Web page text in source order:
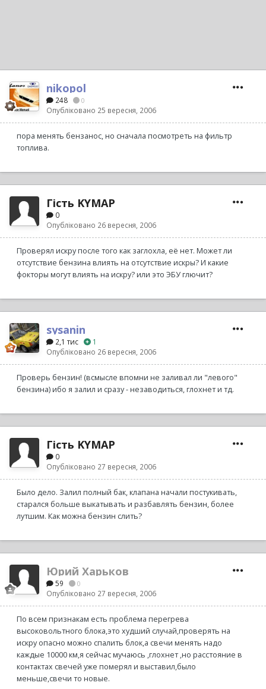
nikopol
248 0
Опубліковано 25 вересня, 2006
пора менять бензанос, но сначала посмотреть на фильтр
топлива.
Гість KYMAP
0
Опубліковано 26 вересня, 2006
Проверял искру после того как заглохла, её нет. Может ли
отсутствие бензина влиять на отсутствие искры? И какие
фокторы могут влиять на искру? или это ЭБУ глючит?
sysanin
2,1 тис
1
Опубліковано 26 вересня, 2006
Проверь бензин! (всмысле впомни не заливал ли "левого"
бензина) ибо я залил и сразу - незаводиться, глохнет и тд.
Гість KYMAP
0
Опубліковано 27 вересня, 2006
Было дело. Залил полный бак, клапана начали постукивать,
старался больше выкатывать и разбавлять бензин, более
лутшим. Как можна бензин слить?
Юрий Харьков
59 0
Опубліковано 27 вересня, 2006
По всем признакам есть проблема перегрева
высоковольтного блока,это худший случай,проверять на
искру опасно можно спалить блок,а свечи менять надо
каждые 10000 км,я сейчас мучаюсь ,глохнет ,но расстояние в
контактах свечей уже померял и выставил,было
меньше,свечи то новые.